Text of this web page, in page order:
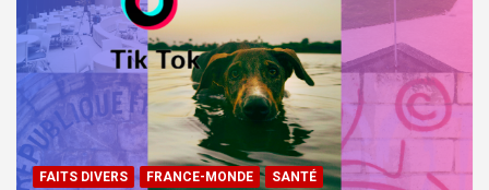
FAITS DIVERS FRANCE-MONDE SANTÉ